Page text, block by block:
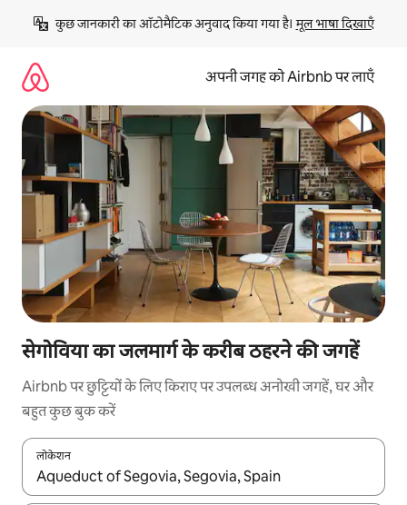
छोड़कर
कॉन्टेंट
कुछ जानकारी का ऑटोमैटिक अनुवाद किया गया है। मूल भाषा दिखाएँ
अपनी जगह को Airbnb पर लाएँ
सेगोविया का जलमार्ग के करीब ठहरने की जगहें
Airbnb पर छुट्टियों के लिए किराए पर उपलब्ध अनोखी जगहें, घर और
बहुत कुछ बुक करें
लोकेशन
नतीजों के उपलब्ध होने पर, अप और डाउन 'ऐरो की' का इस्तेमाल करके नेविगेट